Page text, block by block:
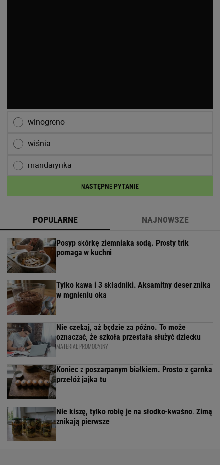
winogrono
wiśnia
mandarynka
NASTĘPNE PYTANIE
POPULARNE NAJNOWSZE
Posyp skórkę ziemniaka sodą. Prosty trik
pomaga w kuchni
Tylko kawa i 3 składniki. Aksamitny deser znika
w mgnieniu oka
Nie czekaj, aż będzie za późno. To może
oznaczać, że szkoła przestała służyć dziecku
MATERIAŁ PROMOCYJNY
Koniec z poszarpanym białkiem. Prosto z garnka
przełóż jajka tu
Nie kiszę, tylko robię je na słodko-kwaśno. Zimą
znikają pierwsze